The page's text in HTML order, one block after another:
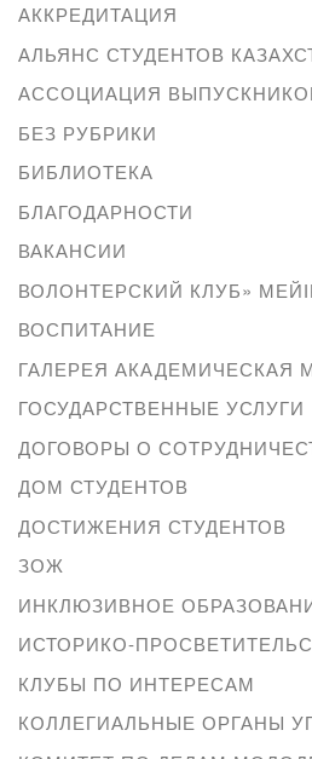
АККРЕДИТАЦИЯ
АЛЬЯНС СТУДЕНТОВ
АССОЦИАЦИЯ
БЕЗ РУБРИКИ
БИБЛИОТЕКА
БЛАГОДАРНОСТИ
ВАКАНСИИ
ВОЛОНТЕРСКИЙ КЛУБ»
ВОСПИТАНИЕ
ГАЛЕРЕЯ АКАДЕМИЧЕСКАЯ
ГОСУДАРСТВЕННЫЕ УСЛУГИ
ДОГОВОРЫ О
ДОМ СТУДЕНТОВ
ДОСТИЖЕНИЯ СТУДЕНТОВ
ЗОЖ
ИНКЛЮЗИВНОЕ
ИСТОРИКО-
КЛУБЫ ПО ИНТЕРЕСАМ
КОЛЛЕГИАЛЬНЫЕ ОРГАНЫ